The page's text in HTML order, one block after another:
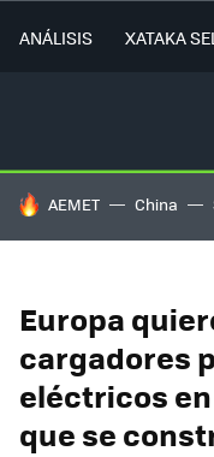
ANÁLISIS XATAKA
HOY SE HABLA DE
AEMET China
Europa
cargadores
eléctricos
que se